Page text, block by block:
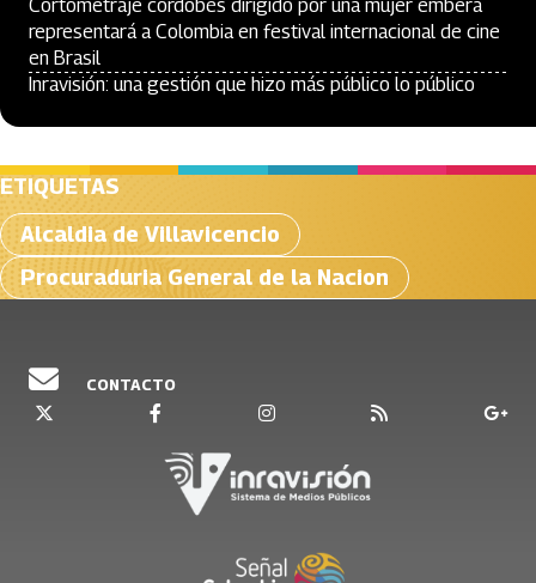
Cortometraje cordobés dirigido por una mujer emberá
representará a Colombia en festival internacional de cine
en Brasil
Inravisión: una gestión que hizo más público lo público
ETIQUETAS
Alcaldia de Villavicencio
Procuraduria General de la Nacion
CONTACTO